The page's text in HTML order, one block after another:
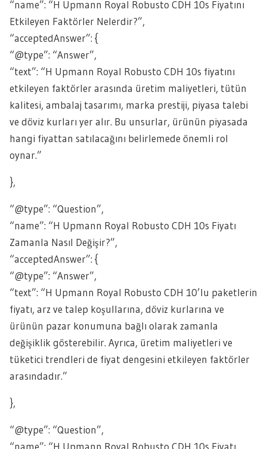
“name”: “H Upmann Royal Robusto CDH 10s Fiyatını
Etkileyen Faktörler Nelerdir?”,
“acceptedAnswer”: {
“@type”: “Answer”,
“text”: “H Upmann Royal Robusto CDH 10s fiyatını
etkileyen faktörler arasında üretim maliyetleri, tütün
kalitesi, ambalaj tasarımı, marka prestiji, piyasa talebi
ve döviz kurları yer alır. Bu unsurlar, ürünün piyasada
hangi fiyattan satılacağını belirlemede önemli rol
oynar.”
},
“@type”: “Question”,
“name”: “H Upmann Royal Robusto CDH 10s Fiyatı
Zamanla Nasıl Değişir?”,
“acceptedAnswer”: {
“@type”: “Answer”,
“text”: “H Upmann Royal Robusto CDH 10’lu paketlerin
fiyatı, arz ve talep koşullarına, döviz kurlarına ve
ürünün pazar konumuna bağlı olarak zamanla
değişiklik gösterebilir. Ayrıca, üretim maliyetleri ve
tüketici trendleri de fiyat dengesini etkileyen faktörler
arasındadır.”
},
“@type”: “Question”,
“name”: “H Upmann Royal Robusto CDH 10s Fiyatı